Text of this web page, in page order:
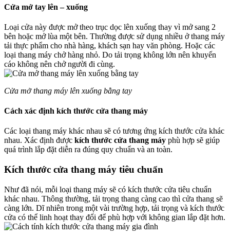
Cửa mở tay lên – xuống
Loại cửa này được mở theo trục dọc lên xuống thay vì mở sang 2
bên hoặc mở lùa một bên. Thường được sử dụng nhiều ở thang máy
tải thực phẩm cho nhà hàng, khách sạn hay văn phòng. Hoặc các
loại thang máy chở hàng nhỏ. Do tải trọng không lớn nên khuyến
cáo không nên chở người đi cùng.
Cửa mở thang máy lên xuống bằng tay
Cách xác định kích thước cửa thang máy
Các loại thang máy khác nhau sẽ có tương ứng kích thước cửa khác
nhau. Xác định được kích thước cửa thang máy phù hợp sẽ giúp
quá trình lắp đặt diễn ra đúng quy chuẩn và an toàn.
Kích thước cửa thang máy tiêu chuẩn
Như đã nói, mỗi loại thang máy sẽ có kích thước cửa tiêu chuẩn
khác nhau. Thông thường, tải trọng thang càng cao thì cửa thang sẽ
càng lớn. Dĩ nhiên trong một vài trường hợp, tải trọng và kích thước
cửa có thể linh hoạt thay đổi để phù hợp với không gian lắp đặt hơn.